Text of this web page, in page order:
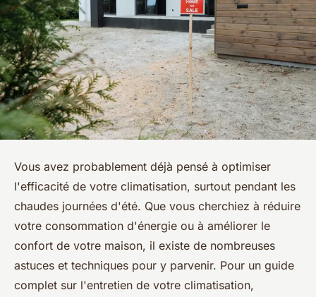
Vous avez probablement déjà pensé à optimiser
l'efficacité de votre climatisation, surtout pendant les
chaudes journées d'été. Que vous cherchiez à réduire
votre consommation d'énergie ou à améliorer le
confort de votre maison, il existe de nombreuses
astuces et techniques pour y parvenir. Pour un guide
complet sur l'entretien de votre climatisation,